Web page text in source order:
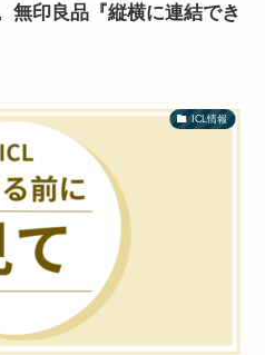
無印良品『縦横に連結でき
ICL情報